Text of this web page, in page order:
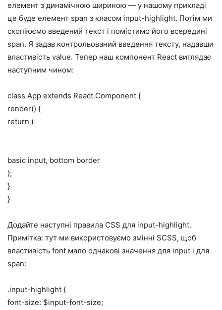
елемент з динамічною шириною — у нашому прикладі
це буде елемент span з класом input-highlight. Потім ми
скопіюємо введений текст і помістимо його всередині
span. Я задав контрольований введення тексту, надавши
властивість value. Тепер наш компонент React виглядає
наступним чином:
class App extends React.Component {
render() {
return (
basic input, bottom border
);
}
}
Додайте наступні правила CSS для input-highlight.
Примітка: тут ми використовуємо змінні SCSS, щоб
властивість font мало однакові значення для input і для
span:
.input-highlight {
font-size: $input-font-size;